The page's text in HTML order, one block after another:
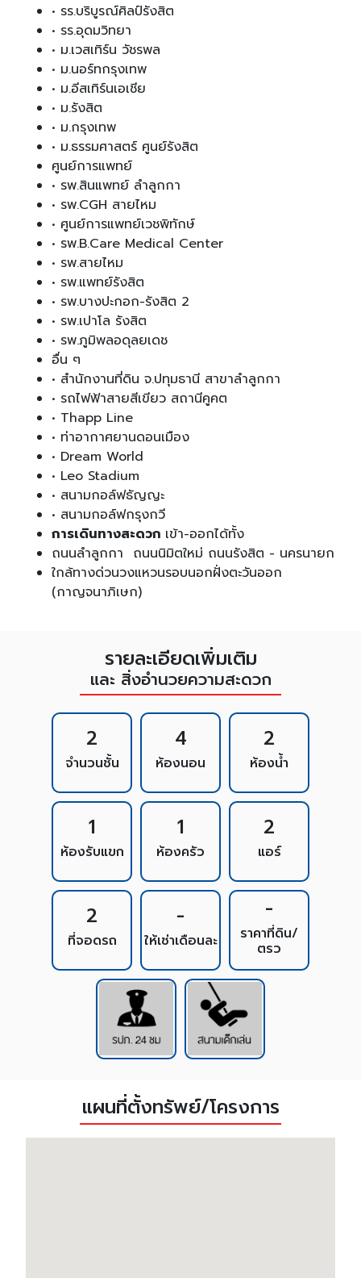
• รร.บริบูรณ์ศิลป์รังสิต
• รร.อุดมวิทยา
• ม.เวสเทิร์น วัชรพล
• ม.นอร์ทกรุงเทพ
• ม.อีสเทิร์นเอเชีย
• ม.รังสิต
• ม.กรุงเทพ
• ม.ธรรมศาสตร์ ศูนย์รังสิต
ศูนย์การแพทย์
• รพ.สินแพทย์ ลำลูกกา
• รพ.CGH สายไหม
• ศูนย์การแพทย์เวชพิทักษ์
• รพ.B.Care Medical Center
• รพ.สายไหม
• รพ.แพทย์รังสิต
• รพ.บางปะกอก-รังสิต 2
• รพ.เปาโล รังสิต
• รพ.ภูมิพลอดุลยเดช
อื่น ๆ
• สำนักงานที่ดิน จ.ปทุมธานี สาขาลำลูกกา
• รถไฟฟ้าสายสีเขียว สถานีคูคต
• Thapp Line
• ท่าอากาศยานดอนเมือง
• Dream World
• Leo Stadium
• สนามกอล์ฟธัญญะ
• สนามกอล์ฟกรุงกวี
การเดินทางสะดวก เข้า-ออกได้ทั้ง
ถนนลำลูกกา ถนนนิมิตใหม่ ถนนรังสิต - นครนายก
ใกล้ทางด่วนวงแหวนรอบนอกฝั่งตะวันออก
(กาญจนาภิเษก)
รายละเอียดเพิ่มเติม
และ สิ่งอำนวยความสะดวก
2
จำนวนชั้น
4
ห้องนอน
2
ห้องน้ำ
1
ห้องรับแขก
1
ห้องครัว
2
แอร์
2
ที่จอดรถ
-
ให้เช่าเดือนละ
-
ราคาที่ดิน/
ตรว
แผนที่ตั้งทรัพย์/โครงการ